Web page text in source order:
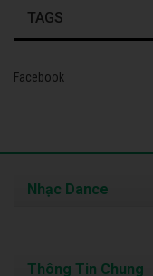
TAGS
Facebook
Nhạc Dance
Thông Tin Chung